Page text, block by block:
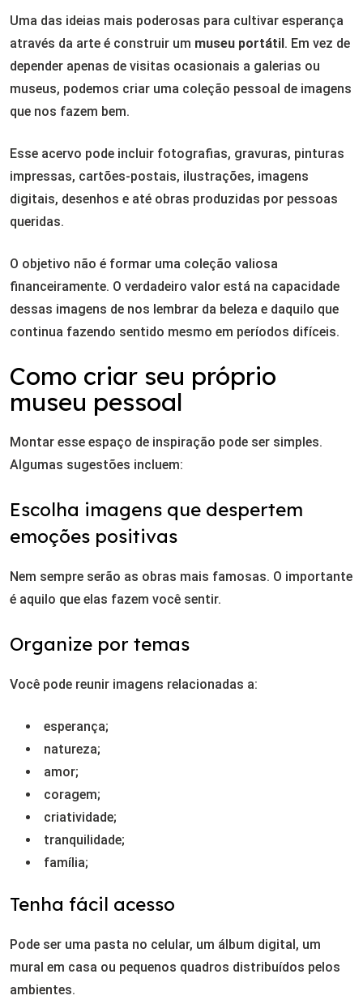
Uma das ideias mais poderosas para cultivar esperança
através da arte é construir um museu portátil. Em vez de
depender apenas de visitas ocasionais a galerias ou
museus, podemos criar uma coleção pessoal de imagens
que nos fazem bem.
Esse acervo pode incluir fotografias, gravuras, pinturas
impressas, cartões-postais, ilustrações, imagens
digitais, desenhos e até obras produzidas por pessoas
queridas.
O objetivo não é formar uma coleção valiosa
financeiramente. O verdadeiro valor está na capacidade
dessas imagens de nos lembrar da beleza e daquilo que
continua fazendo sentido mesmo em períodos difíceis.
Como criar seu próprio
museu pessoal
Montar esse espaço de inspiração pode ser simples.
Algumas sugestões incluem:
Escolha imagens que despertem
emoções positivas
Nem sempre serão as obras mais famosas. O importante
é aquilo que elas fazem você sentir.
Organize por temas
Você pode reunir imagens relacionadas a:
esperança;
natureza;
amor;
coragem;
criatividade;
tranquilidade;
família;
Tenha fácil acesso
Pode ser uma pasta no celular, um álbum digital, um
mural em casa ou pequenos quadros distribuídos pelos
ambientes.